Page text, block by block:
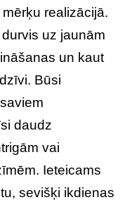
realizācijā.
uz jaunām
un kaut
Būsi
daudz
vai
Ieteicams
sevišķi ikdienas